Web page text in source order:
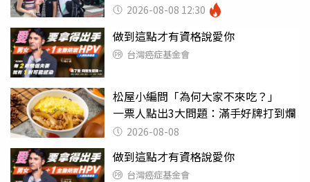
2026-08-08 12:30
做到這點才有資格說愛你
台灣癌症基金會
松屋小編問「為何大家不來吃？」
一票人點出3大問題：滿手好牌打到爛
2026-08-08
做到這點才有資格說愛你
台灣癌症基金會